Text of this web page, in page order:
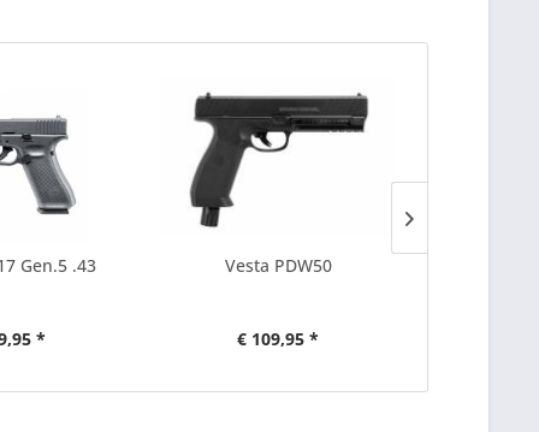
Gen.5 .43
*
Vesta PDW50
€ 109,95 *